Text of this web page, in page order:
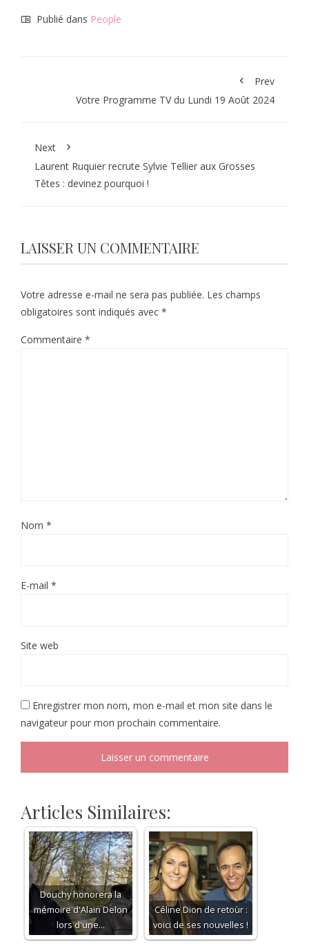
Publié dans People
Prev
Votre Programme TV du Lundi 19 Août 2024
Next
Laurent Ruquier recrute Sylvie Tellier aux Grosses
Têtes : devinez pourquoi !
LAISSER UN COMMENTAIRE
Votre adresse e-mail ne sera pas publiée. Les champs
obligatoires sont indiqués avec *
Commentaire *
Nom *
E-mail *
Site web
Enregistrer mon nom, mon e-mail et mon site dans le
navigateur pour mon prochain commentaire.
Articles Similaires:
Douchy honorera la
mémoire d'Alain Delon
lors d'une…
Céline Dion de retour :
voici de ses nouvelles !